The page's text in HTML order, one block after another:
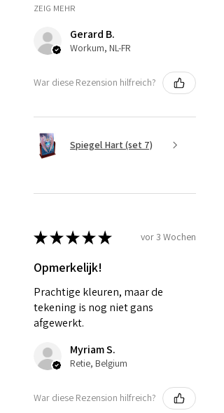
ZEIG MEHR
Gerard B.
Workum, NL-FR
War diese Rezension hilfreich?
Spiegel Hart (set 7)
★★★★★ vor 3 Wochen
Opmerkelijk!
Prachtige kleuren, maar de
tekening is nog niet gans
afgewerkt.
Myriam S.
Retie, Belgium
War diese Rezension hilfreich?